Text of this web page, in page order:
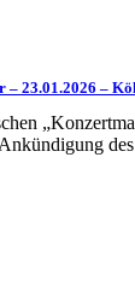
23.01.2026 –